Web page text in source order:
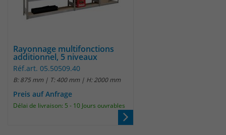
Rayonnage multifonctions
additionnel, 5 niveaux
Réf.art. 05.50509.40
B: 875 mm | T: 400 mm | H: 2000 mm
Preis auf Anfrage
Délai de livraison: 5 - 10 Jours ouvrables
Laufzeit
Zweck
Session Daten zu speichern
_pk_testcookie
Anbieter Matomo